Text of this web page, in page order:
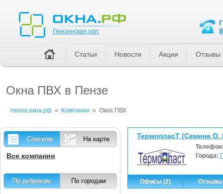
Окна ПВХ в Пензе
пенза.окна.рф » Компании » Окна ПВХ
ТермопласТ (Семина
Города:
Офисы (2) Отзывы
Списком На карте
Все компании
По рубрикам По городам
Пензенская обл.
Статьи Новости Акции Отзывы